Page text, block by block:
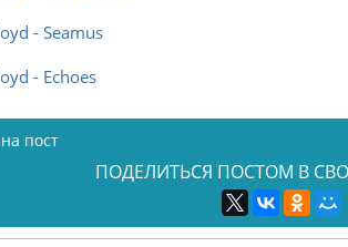
- Seamus
- Echoes
пост
ПОДЕЛИТЬСЯ ПОСТОМ В